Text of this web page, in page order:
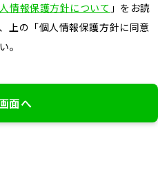
情報保護方針について 」をお読
上の「個人情報保護方針に同意
。
面へ